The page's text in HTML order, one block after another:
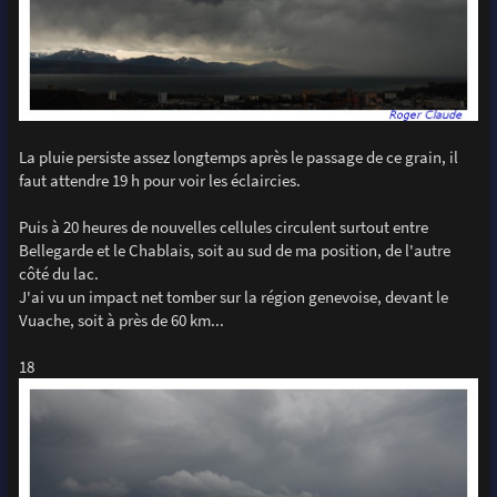
La pluie persiste assez longtemps après le passage de ce grain, il
faut attendre 19 h pour voir les éclaircies.
Puis à 20 heures de nouvelles cellules circulent surtout entre
Bellegarde et le Chablais, soit au sud de ma position, de l'autre
côté du lac.
J'ai vu un impact net tomber sur la région genevoise, devant le
Vuache, soit à près de 60 km...
18